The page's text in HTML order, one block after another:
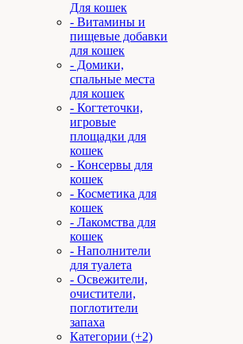
Для кошек
- Витамины и
пищевые добавки
для кошек
- Домики,
спальные места
для кошек
- Когтеточки,
игровые
площадки для
кошек
- Консервы для
кошек
- Косметика для
кошек
- Лакомства для
кошек
- Наполнители
для туалета
- Освежители,
очистители,
поглотители
запаха
Категории (+2)